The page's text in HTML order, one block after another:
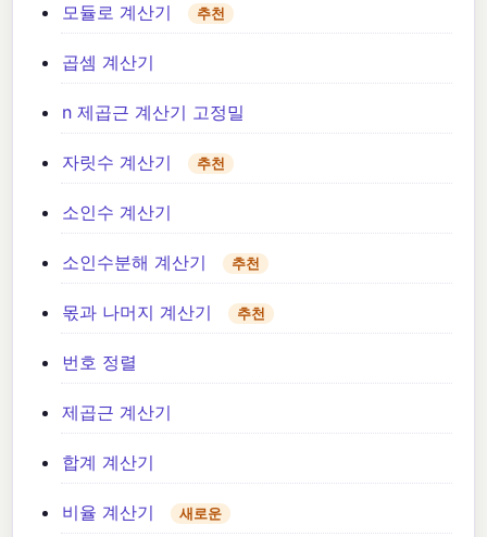
모듈로 계산기 추천
곱셈 계산기
n 제곱근 계산기 고정밀
자릿수 계산기 추천
소인수 계산기
소인수분해 계산기 추천
몫과 나머지 계산기 추천
번호 정렬
제곱근 계산기
합계 계산기
비율 계산기 새로운